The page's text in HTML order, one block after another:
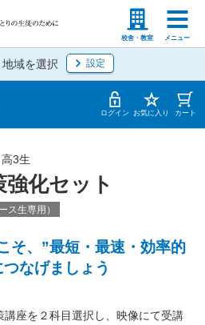
校舎・教室 メニュー
高等学校の先生
域を選択 設定
ログイン お気に入り カート
3生
化セット
ス生専用）
そ、”最短・最速・効率的
なげましょう
座を２科目選択し、映像にて受講